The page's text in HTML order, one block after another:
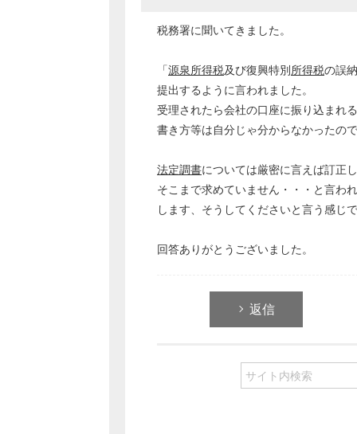
税務署に聞いてきました。
「源泉所得税及び復興特別所得税の誤
提出するように言われました。
受理されたら会社の口座に振り込まれ
書き方等は自分じゃ分からなかったの
法定調書については厳密に言えば訂正
そこまで求めていません・・・と言わ
します、そうしてくださいと言う感じ
回答ありがとうございました。
返信